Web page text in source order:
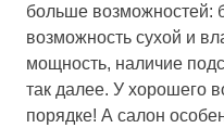
больше возможностей:
возможность сухой и
мощность, наличие
так далее. У хорошего
порядке! А салон